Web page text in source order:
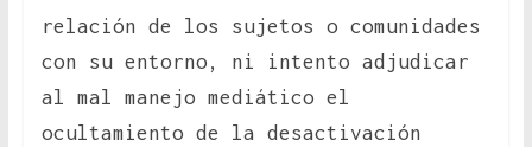
relación de los sujetos o comunidades
con su entorno, ni intento adjudicar
al mal manejo mediático el
ocultamiento de la desactivación